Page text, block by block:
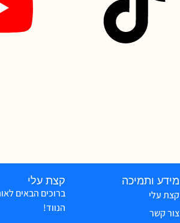
מידע ותמיכה
קצת עלי
צור קשר
קצת עלי
ברוכים הבאים
הנווד!